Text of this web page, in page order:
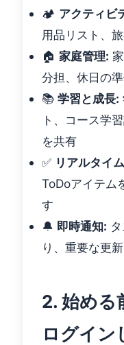
🏕️ アクティビ
用品リスト、
🏠 家庭管理:
分担、休日の
📚 学習と成長:
ト、コース学
を共有
✅ リアルタイ
ToDoアイテム
す
🔔 即時通知:
り、重要な更
2. 始める
ログイン